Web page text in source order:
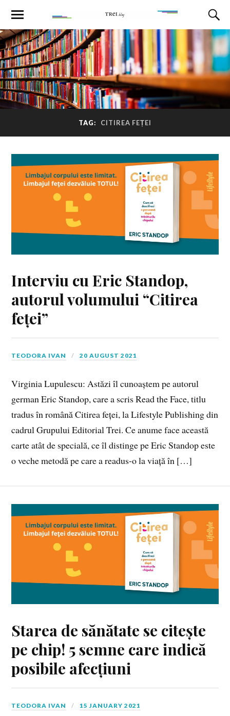
TAG: CITIREA FEȚEI
Interviu cu Eric Standop,
autorul volumului “Citirea
feței”
TEODORA IVAN 20 AUGUST 2021
Virginia Lupulescu: Astăzi îl cunoaștem pe autorul
german Eric Standop, care a scris Read the Face, titlu
tradus în română Citirea feței, la Lifestyle Publishing din
cadrul Grupului Editorial Trei. Ce anume face această
carte atât de specială, ce îl distinge pe Eric Standop este
o veche metodă pe care a readus-o la viață în […]
Starea de sănătate se citește
pe chip! 5 semne care indică
posibile afecțiuni
TEODORA IVAN 15 JANUARY 2021